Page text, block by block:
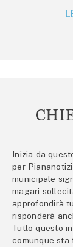
Inizia da
per
municipale
magari
approfondirà
risponderà
Tutto questo
comunque sta